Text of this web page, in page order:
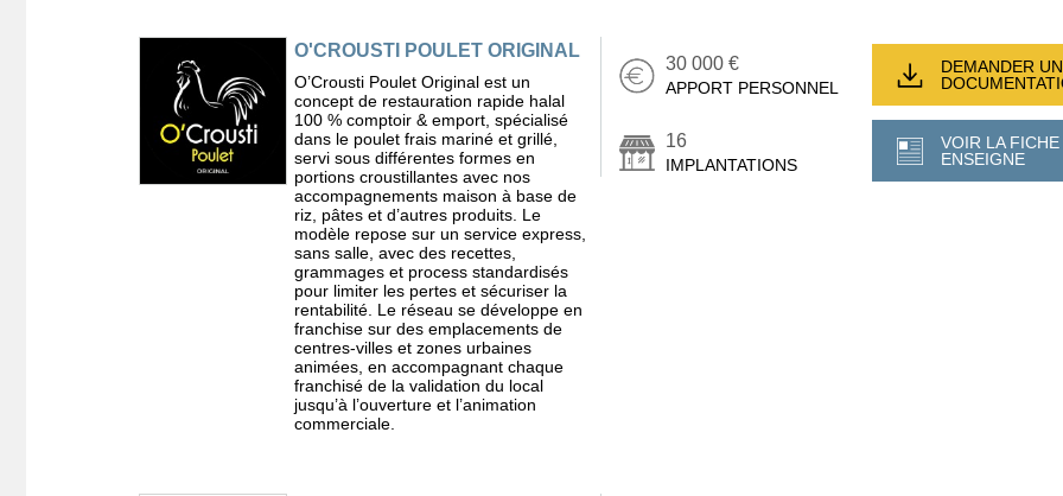
O'CROUSTI POULET ORIGINAL
O’Crousti Poulet Original est un
concept de restauration rapide halal
100 % comptoir & emport, spécialisé
dans le poulet frais mariné et grillé,
servi sous différentes formes en
portions croustillantes avec nos
accompagnements maison à base de
riz, pâtes et d’autres produits. Le
modèle repose sur un service express,
sans salle, avec des recettes,
grammages et process standardisés
pour limiter les pertes et sécuriser la
rentabilité. Le réseau se développe en
franchise sur des emplacements de
centres-villes et zones urbaines
animées, en accompagnant chaque
franchisé de la validation du local
jusqu’à l’ouverture et l’animation
commerciale.
30 000 €
APPORT PERSONNEL
16
IMPLANTATIONS
DEMANDER
VOIR LA FICHE
ENSEIGNE